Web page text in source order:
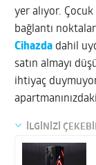
yer alıyor.
bağlantı
Cihazda dahil
satın almayı
ihtiyaç
İLGİNİZİ